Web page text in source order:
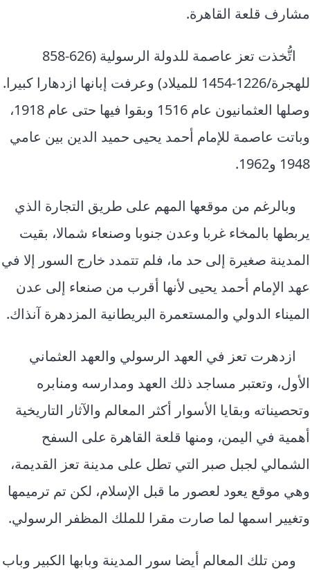
مشارف قلعة القاهرة.
اتُّخذت تعز عاصمة للدولة الرسولية (626-858
للهجرة/1226-1454 للميلاد) وعرفت إبانها ازدهارا كبيرا.
وصلها العثمانيون عام 1516 وبقوا فيها حتى عام 1918،
وباتت عاصمة للإمام أحمد يحيى حميد الدين بين عامي
1948 و1962.
وبالرغم من موقعها المهم على طريق التجارة الذي
يربطها بالمخاء غربا وعدن جنوبا وصنعاء شمالا، بقيت
المدينة صغيرة إلى حد ما، فلم تتمدد خارج السور إلا في
عهد الإمام أحمد يحيى لأنها أقرب من صنعاء إلى عدن
الميناء الدولي والمستعمرة البريطانية المزدهرة آنذاك.
ازدهرت تعز في العهد الرسولي والعهد العثماني
الأول، وتعتبر مساجد ذلك العهد ومدارسه ومنابره
وتحصيناته وبقايا الأسوار أكثر المعالم والآثار التاريخية
أهمية في اليمن، ومنها قلعة القاهرة على السفح
الشمالي لجبل صبر التي تطل على مدينة تعز القديمة،
وهي موقع يعود لعصور ما قبل الإسلام، لكن تم ترميمها
وتغيير اسمها لما صارت مقرا للملك المظفر الرسولي.
ومن تلك المعالم أيضا سور المدينة وبابها الكبير وباب